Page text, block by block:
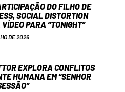
DO FILHO DE
SOCIAL DISTORTION
PARA “TONIGHT”
DE 2026
EXPLORA CONFLITOS
HUMANA EM “SENHOR